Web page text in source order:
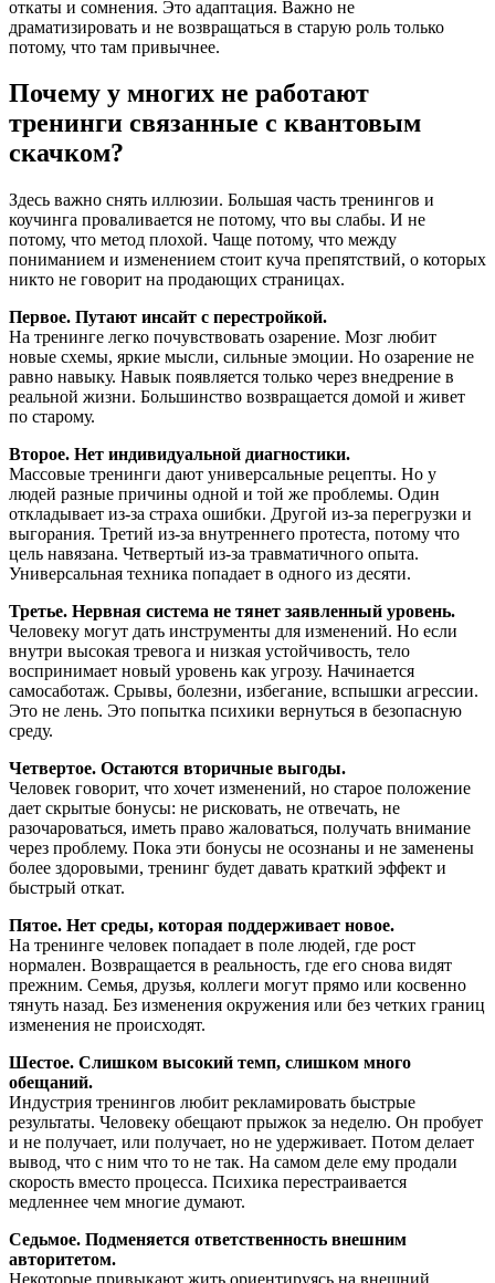
откаты и сомнения. Это адаптация. Важно не
драматизировать и не возвращаться в старую роль только
потому, что там привычнее.
Почему у многих не работают
тренинги связанные с квантовым
скачком?
Здесь важно снять иллюзии. Большая часть тренингов и
коучинга проваливается не потому, что вы слабы. И не
потому, что метод плохой. Чаще потому, что между
пониманием и изменением стоит куча препятствий, о которых
никто не говорит на продающих страницах.
Первое. Путают инсайт с перестройкой.
На тренинге легко почувствовать озарение. Мозг любит
новые схемы, яркие мысли, сильные эмоции. Но озарение не
равно навыку. Навык появляется только через внедрение в
реальной жизни. Большинство возвращается домой и живет
по старому.
Второе. Нет индивидуальной диагностики.
Массовые тренинги дают универсальные рецепты. Но у
людей разные причины одной и той же проблемы. Один
откладывает из-за страха ошибки. Другой из-за перегрузки и
выгорания. Третий из-за внутреннего протеста, потому что
цель навязана. Четвертый из-за травматичного опыта.
Универсальная техника попадает в одного из десяти.
Третье. Нервная система не тянет заявленный уровень.
Человеку могут дать инструменты для изменений. Но если
внутри высокая тревога и низкая устойчивость, тело
воспринимает новый уровень как угрозу. Начинается
самосаботаж. Срывы, болезни, избегание, вспышки агрессии.
Это не лень. Это попытка психики вернуться в безопасную
среду.
Четвертое. Остаются вторичные выгоды.
Человек говорит, что хочет изменений, но старое положение
дает скрытые бонусы: не рисковать, не отвечать, не
разочароваться, иметь право жаловаться, получать внимание
через проблему. Пока эти бонусы не осознаны и не заменены
более здоровыми, тренинг будет давать краткий эффект и
быстрый откат.
Пятое. Нет среды, которая поддерживает новое.
На тренинге человек попадает в поле людей, где рост
нормален. Возвращается в реальность, где его снова видят
прежним. Семья, друзья, коллеги могут прямо или косвенно
тянуть назад. Без изменения окружения или без четких границ
изменения не происходят.
Шестое. Слишком высокий темп, слишком много
обещаний.
Индустрия тренингов любит рекламировать быстрые
результаты. Человеку обещают прыжок за неделю. Он пробует
и не получает, или получает, но не удерживает. Потом делает
вывод, что с ним что то не так. На самом деле ему продали
скорость вместо процесса. Психика перестраивается
медленнее чем многие думают.
Седьмое. Подменяется ответственность внешним
авторитетом.